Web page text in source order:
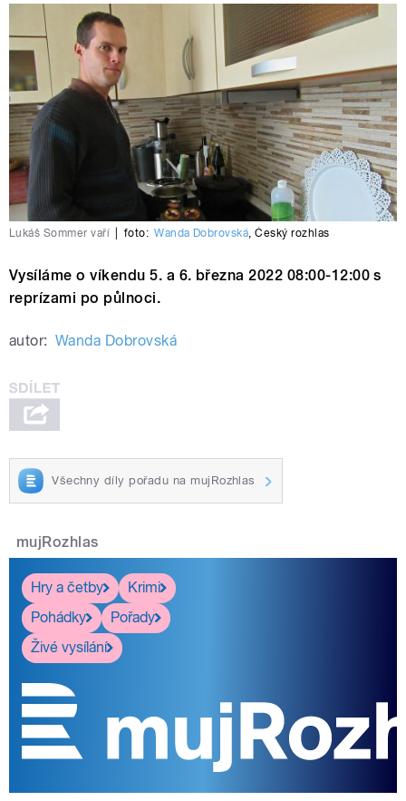
Lukáš Sommer vaří foto: Wanda Dobrovská,Český rozhlas
Vysíláme o víkendu 5. a 6. března 2022 08:00-12:00 s
reprízami po půlnoci.
autor: Wanda Dobrovská
Všechny díly pořadu na mujRozhlas
mujRozhlas
Hry a četby
Krimi
Pohádky
Pořady
Živé vysílání